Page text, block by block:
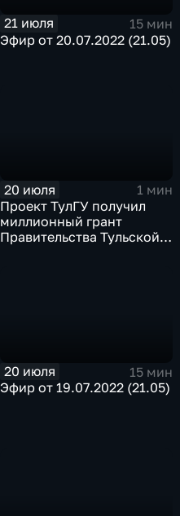
21 июля
15 мин
Эфир от 20.07.2022 (21.05)
20 июля
1 мин
Проект ТулГУ получил
миллионный грант
Правительства Тульской
20 июля
15 мин
Эфир от 19.07.2022 (21.05)